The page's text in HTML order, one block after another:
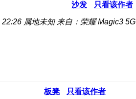
沙发 只看该作者
22:26 属地未知 来自：荣耀 Magic3 5G
板凳 只看该作者